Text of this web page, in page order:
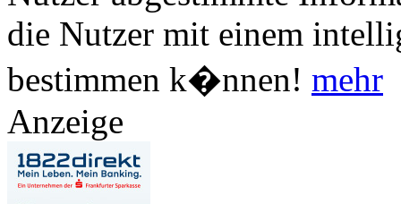
die Nutzer mit einem
bestimmen k�nnen! mehr
Anzeige